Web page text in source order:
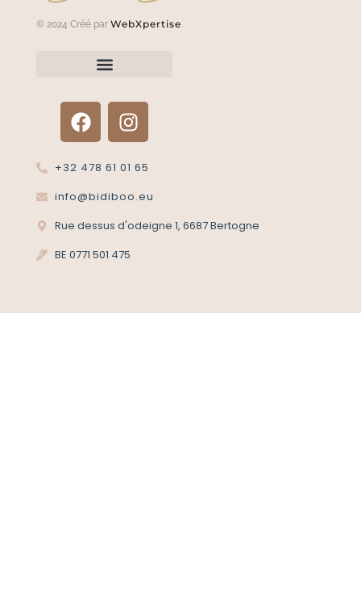
© 2024 Créé par WebXpertise
+32 478 61 01 65
info@bidiboo.eu
Rue dessus d'odeigne 1, 6687 Bertogne
BE 0771 501 475